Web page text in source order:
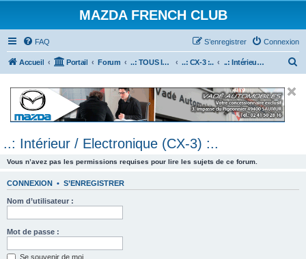
MAZDA FRENCH CLUB
FAQ Connexion
S’enregistrer
Accueil Portail Forum ..: TOUS les Véhicules MAZDA :.. ..: CX-3 :.. ..: Intérieur / Electronique (CX-3) :..
e
..: Intérieur / Electronique (CX-3) :..
Vous n’avez pas les permissions requises pour lire les sujets de ce forum.
CONNEXION • S’ENREGISTRER
Nom d’utilisateur :
Mot de passe :
Se souvenir de moi